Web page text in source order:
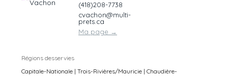
(418)208-7738
cvachon@multi-
prets.ca
Ma page →
Régions desservies
Capitale-Nationale | Trois-Rivières/Mauricie | Chaudière-